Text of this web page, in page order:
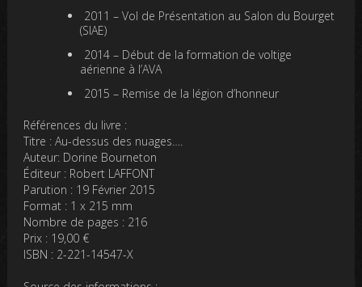
2011 – Vol de Présentation au Salon du Bourget
(SIAE)
2014– Début de la formation de voltige
aérienne à l’AVA
2015 – Remise de la légion d’honneur
Références du livre :
Titre : Au-dessus des nuages….
Auteur: Dorine Bourneton
Éditeur : Robert LAFFONT
Parution : 19 Février 2015
Format : 1 x 215 mm
Nombre de pages : 216
Prix : 19,00 €
ISBN : 2-221-14547-X